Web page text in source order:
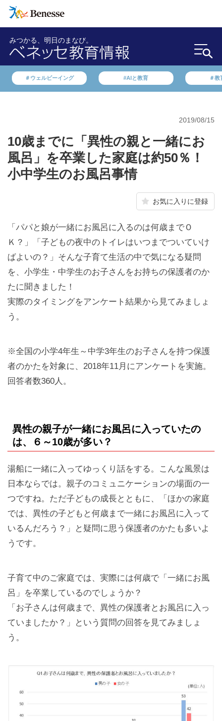
みつかる、明日のまなび。
＃ウェルビーイング #AIと教育 ＃教
2019/08/15
10歳までに「異性の親と一緒にお
風呂」を卒業した家庭は約50％！
小中学生のお風呂事情
お気に入りに登録
「パパと娘が一緒にお風呂に入るのは何歳までＯ
Ｋ？」「子どもの夜中のトイレはいつまでついていけ
ばよいの？」そんな子育て生活の中で気になる疑問
を、小学生・中学生のお子さんをお持ちの保護者のか
たに聞きました！
実際のタイミングをアンケート結果から見てみましょ
う。
※全国の小学4年生～中学3年生のお子さんを持つ保護
者のかたを対象に、2018年11月にアンケートを実施。
回答者数360人。
異性の親子が一緒にお風呂に入っていたの
は、６～10歳が多い？
湯船に一緒に入ってゆっくり話をする。こんな風景は
日本ならでは。親子のコミュニケーションの場面の一
つですね。ただ子どもの成長とともに、「ほかの家庭
では、異性の子どもと何歳まで一緒にお風呂に入って
いるんだろう？」と疑問に思う保護者のかたも多いよ
うです。
子育て中のご家庭では、実際には何歳で「一緒にお風
呂」を卒業しているのでしょうか？
「お子さんは何歳まで、異性の保護者とお風呂に入っ
ていましたか？」という質問の回答を見てみましょ
う。